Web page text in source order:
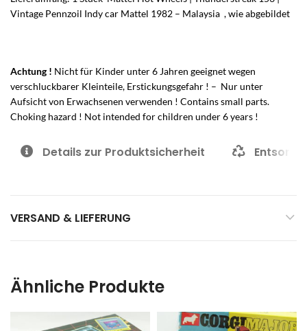
Vintage Pennzoil Indy car Mattel 1982 – Malaysia , wie abgebildet
Achtung ! Nicht für Kinder unter 6 Jahren geeignet wegen
verschluckbarer Kleinteile, Erstickungsgefahr ! – Nur unter
Aufsicht von Erwachsenen verwenden ! Contains small parts.
Choking hazard ! Not intended for children under 6 years !
Details zur Produktsicherheit
VERSAND & LIEFERUNG
Ähnliche Produkte